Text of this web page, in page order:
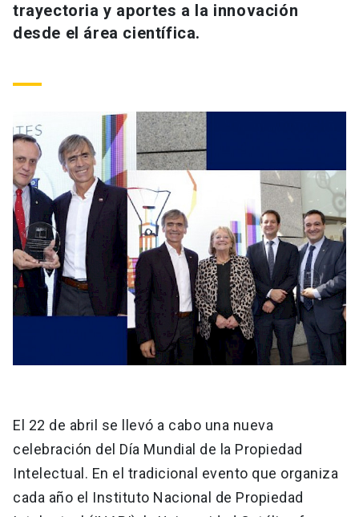
Alumni
Correo UC launch
Medios
Donaciones launch
trayectoria y aportes a la innovación
desde el área científica.
El 22 de abril se llevó a cabo una nueva
celebración del Día Mundial de la Propiedad
Intelectual. En el tradicional evento que organiza
cada año el Instituto Nacional de Propiedad